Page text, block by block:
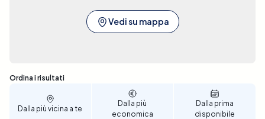
Vedi su mappa
Sono stati trovati 7 risultati
Ordina i risultati
Dalla più vicina a te
Dalla più
economica
Dalla prima
disponibile